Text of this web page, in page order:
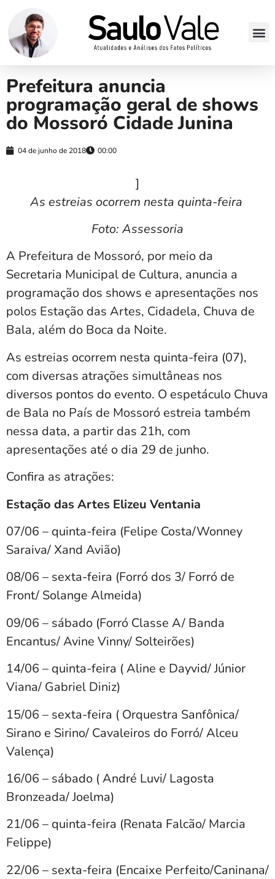
Prefeitura anuncia
programação geral de shows
do Mossoró Cidade Junina
04 de junho de 2018 00:00
]
As estreias ocorrem nesta quinta-feira
Foto: Assessoria
A Prefeitura de Mossoró, por meio da
Secretaria Municipal de Cultura, anuncia a
programação dos shows e apresentações nos
polos Estação das Artes, Cidadela, Chuva de
Bala, além do Boca da Noite.
As estreias ocorrem nesta quinta-feira (07),
com diversas atrações simultâneas nos
diversos pontos do evento. O espetáculo Chuva
de Bala no País de Mossoró estreia também
nessa data, a partir das 21h, com
apresentações até o dia 29 de junho.
Confira as atrações:
Estação das Artes Elizeu Ventania
07/06 – quinta-feira (Felipe Costa/Wonney
Saraiva/ Xand Avião)
08/06 – sexta-feira (Forró dos 3/ Forró de
Front/ Solange Almeida)
09/06 – sábado (Forró Classe A/ Banda
Encantus/ Avine Vinny/ Solteirões)
14/06 – quinta-feira ( Aline e Dayvid/ Júnior
Viana/ Gabriel Diniz)
15/06 – sexta-feira ( Orquestra Sanfônica/
Sirano e Sirino/ Cavaleiros do Forró/ Alceu
Valença)
16/06 – sábado ( André Luvi/ Lagosta
Bronzeada/ Joelma)
21/06 – quinta-feira (Renata Falcão/ Marcia
Felippe)
22/06 – sexta-feira (Encaixe Perfeito/Caninana/